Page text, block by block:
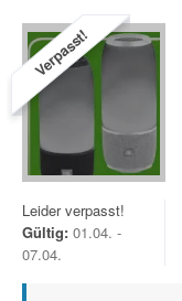
Verpasst!
Leider verpasst!
Gültig: 01.04. -
07.04.